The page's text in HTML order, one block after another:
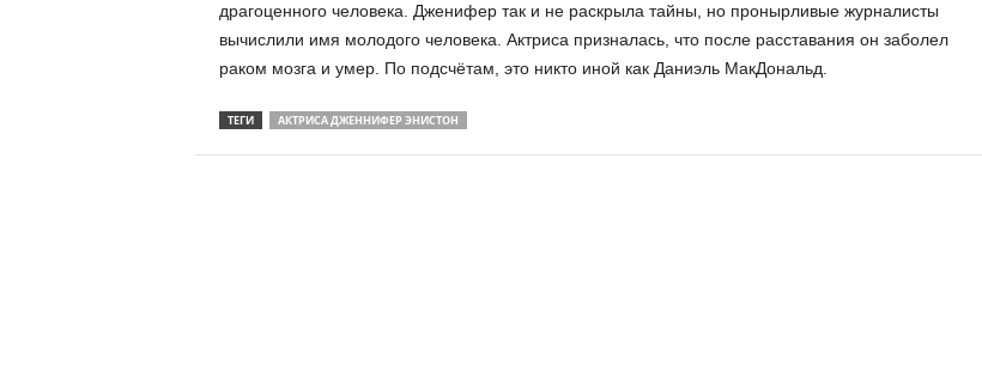
драгоценного человека. Дженифер так и не раскрыла тайны, но пронырливые журналисты
вычислили имя молодого человека. Актриса призналась, что после расставания он заболел
раком мозга и умер. По подсчётам, это никто иной как Даниэль МакДональд.
ТЕГИ АКТРИСА ДЖЕННИФЕР ЭНИСТОН